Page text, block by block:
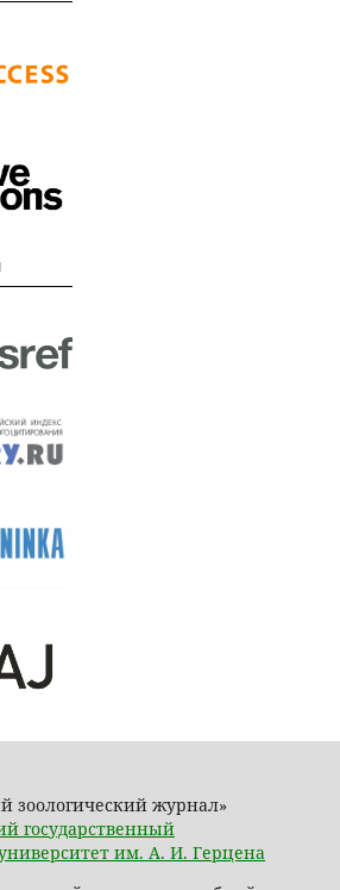
зоологический журнал»
государственный
им. А. И. Герцена